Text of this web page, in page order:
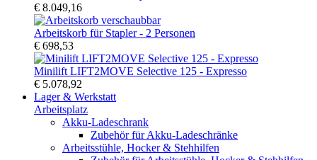
€ 8.049,16
Arbeitskorb für Stapler - 2 Personen
€ 698,53
Minilift LIFT2MOVE Selective 125 - Expresso
€ 5.078,92
Lager & Werkstatt
Arbeitsplatz
Akku-Ladeschrank
Zubehör für Akku-Ladeschränke
Arbeitsstühle, Hocker & Stehhilfen